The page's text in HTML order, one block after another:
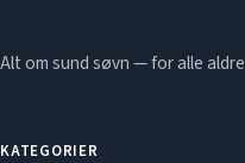
Alt om sund søvn — for alle aldre
KATEGORIER